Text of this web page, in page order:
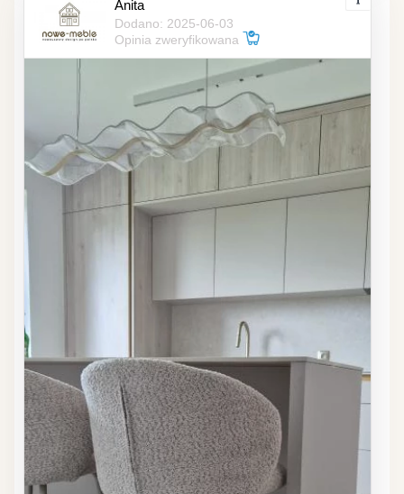
Anita
Dodano: 2025-06-03
Opinia zweryfikowana